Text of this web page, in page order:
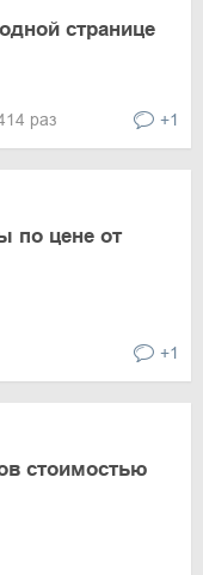
странице
раз +1
по цене от
+1
стоимостью